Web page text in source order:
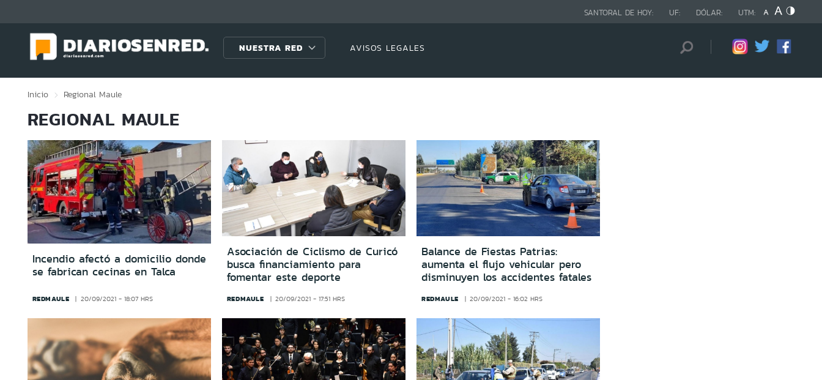
SANTORAL DE HOY: UF: DÓLAR: UTM:
NUESTRA RED AVISOS LEGALES
Inicio Regional Maule
REGIONAL MAULE
Incendio afectó a domicilio donde
se fabrican cecinas en Talca
REDMAULE 20/09/2021 - 18:07 HRS
Asociación de Ciclismo de Curicó
busca financiamiento para
fomentar este deporte
REDMAULE 20/09/2021 - 17:51 HRS
Balance de Fiestas Patrias:
aumenta el flujo vehicular pero
disminuyen los accidentes fatales
REDMAULE 20/09/2021 - 16:02 HRS